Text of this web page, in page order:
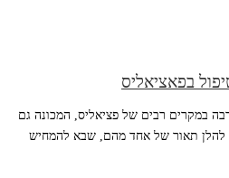
בפאציאליס
במקרים רבים של פציאליס, המכונה גם
להלן תאור של אחד מהם, שבא להמחיש